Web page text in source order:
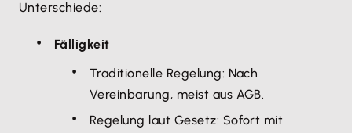
Unterschiede:
Fälligkeit
Traditionelle Regelung: Nach
Vereinbarung, meist aus AGB.
Regelung laut Gesetz: Sofort mit